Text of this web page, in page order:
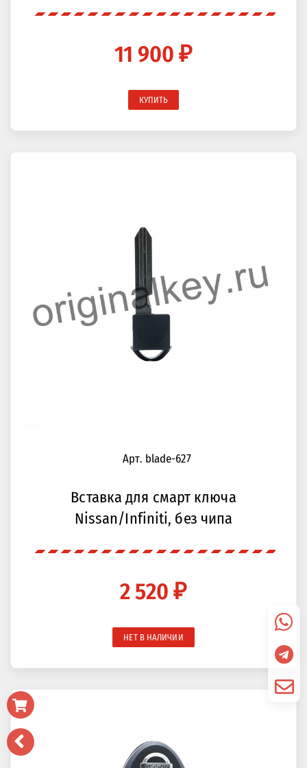
11 900 ₽
КУПИТЬ
Арт. blade-627
Вставка для смарт ключа
Nissan/Infiniti, без чипа
2 520 ₽
НЕТ В НАЛИЧИИ